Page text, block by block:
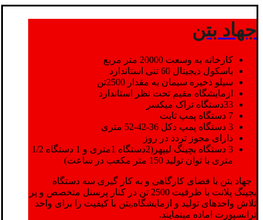
جهاد بتن
کارخانه به وسعت 20000 متر مربع
باسکول دیجیتال 60 تنی استاندارد
سیلو ذخیره سیمان به مقدار 2500تن
ازمایشگاه مقیم تحت نظر استاندارد
33دستگاه تراک میکسر
7 دستگاه پمپ ثابت
3 دستگاه پمپ دکل 36-42-52 متری
دارای مجوز تردد در روز
3 دستگاه بچینگ لیپهر(2دستگاه 1متری و 1 دستگاه 1/2
متری با توان تولید 150 متر مکعب در ساعت)
جهاد بتن با فضای کارگاهی و به کار گیری سه دستگاه
بچینگ پلانت با ظرفیت 2500 تن در کنار پرسنل متخصص و پر
تلاش واحدهای تولید و ازمایشگاه,بتن با کیفیت را برای واحد
ترانسپورت اماده مینمایند.